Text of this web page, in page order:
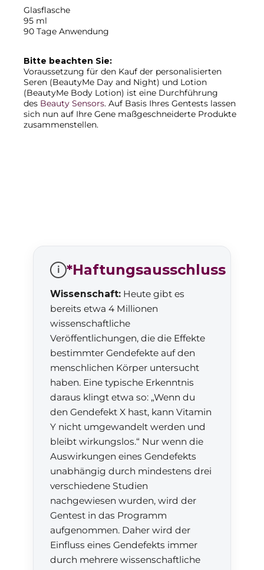
Glasflasche
95 ml
90 Tage Anwendung
Bitte beachten Sie:
Voraussetzung für den Kauf der personalisierten
Seren (BeautyMe Day and Night) und Lotion
(BeautyMe Body Lotion) ist eine Durchführung
des Beauty Sensors. Auf Basis Ihres Gentests lassen
sich nun auf Ihre Gene maßgeschneiderte Produkte
zusammenstellen.
i *Haftungsausschluss
Wissenschaft: Heute gibt es
bereits etwa 4 Millionen
wissenschaftliche
Veröffentlichungen, die die Effekte
bestimmter Gendefekte auf den
menschlichen Körper untersucht
haben. Eine typische Erkenntnis
daraus klingt etwa so: „Wenn du
den Gendefekt X hast, kann Vitamin
Y nicht umgewandelt werden und
bleibt wirkungslos.“ Nur wenn die
Auswirkungen eines Gendefekts
unabhängig durch mindestens drei
verschiedene Studien
nachgewiesen wurden, wird der
Gentest in das Programm
aufgenommen. Daher wird der
Einfluss eines Gendefekts immer
durch mehrere wissenschaftliche